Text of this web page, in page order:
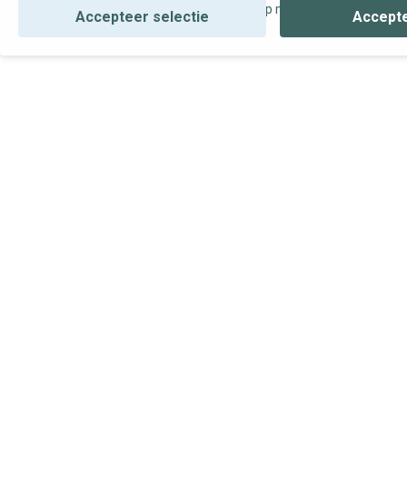
gepersonaliseerde online advertenties en op maat gemaakte
Accepteer selectie